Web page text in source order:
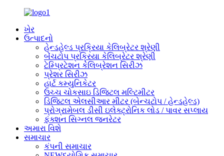
ખેર
ઉત્પાદનો
હેન્ડહેલ્ડ પ્રક્રિયા કેલિબ્રેટર શ્રેણી
બેંચટોપ પ્રક્રિયા કેલિબ્રેટર શ્રેણી
ટેમ્પ્રિટેશન કેલિબ્રેશન સિરીઝ
પ્રેશર સિરીઝ
હાર્ટ કમ્યુનિકેટર
ઉચ્ચ ચોકસાઇ ડિજિટલ મલ્ટિમીટર
ડિજિટલ એલસીઆર મીટર (બેન્ચટોપ / હેન્ડહેલ્ડ)
પ્રોગ્રામેબલ ડીસી ઇલેક્ટ્રોનિક લોડ / પાવર સપ્લાય
ફંક્શન સિગ્નલ જનરેટર
અમારા વિશે
સમાચાર
કંપની સમાચાર